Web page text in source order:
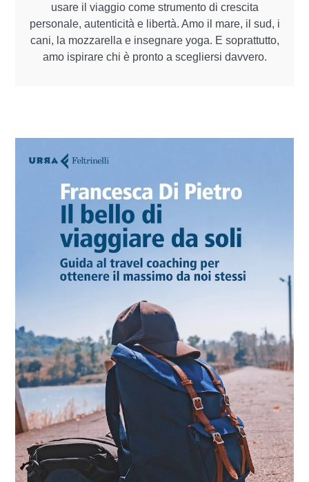
usare il viaggio come strumento di crescita
personale, autenticità e libertà. Amo il mare, il sud, i
cani, la mozzarella e insegnare yoga. E soprattutto,
amo ispirare chi è pronto a scegliersi davvero.